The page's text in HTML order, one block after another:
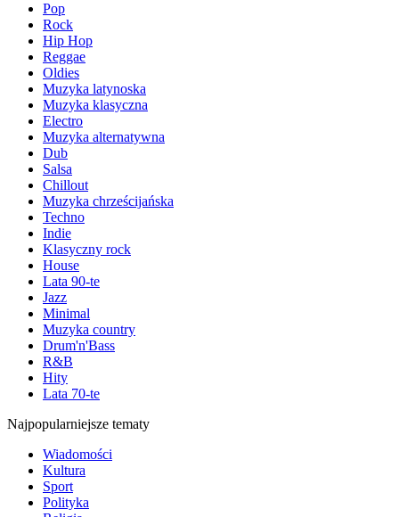
Pop
Rock
Hip Hop
Reggae
Oldies
Muzyka latynoska
Muzyka klasyczna
Electro
Muzyka alternatywna
Dub
Salsa
Chillout
Muzyka chrześcijańska
Techno
Indie
Klasyczny rock
House
Lata 90-te
Jazz
Minimal
Muzyka country
Drum'n'Bass
R&B
Hity
Lata 70-te
Najpopularniejsze tematy
Wiadomości
Kultura
Sport
Polityka